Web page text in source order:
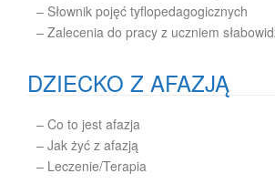
– Słownik pojęć tyflopedagogicznych
– Zalecenia do pracy z uczniem
DZIECKO Z AFAZJĄ
– Co to jest afazja
– Jak żyć z afazją
– Leczenie/Terapia